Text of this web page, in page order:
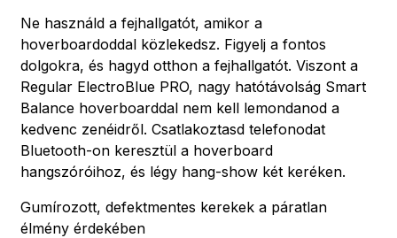
Ne használd a fejhallgatót, amikor a
hoverboardoddal közlekedsz. Figyelj a fontos
dolgokra, és hagyd otthon a fejhallgatót. Viszont a
Regular ElectroBlue PRO, nagy hatótávolság Smart
Balance hoverboarddal nem kell lemondanod a
kedvenc zenéidről. Csatlakoztasd telefonodat
Bluetooth-on keresztül a hoverboard
hangszóróihoz, és légy hang-show két keréken.
Gumírozott, defektmentes kerekek a páratlan
élmény érdekében